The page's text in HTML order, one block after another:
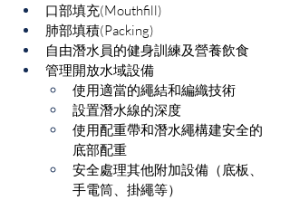
口部填充(Mouthfill)
肺部填積(Packing)
​自由潛水員的健身訓練及營養飲食
管理開放水域設備
​使用適當的繩結和編織技術
設置潛水線的深度
使用配重帶和潛水繩構建安全的
底部配重
安全處理其他附加設備（底板、
手電筒、掛繩等）